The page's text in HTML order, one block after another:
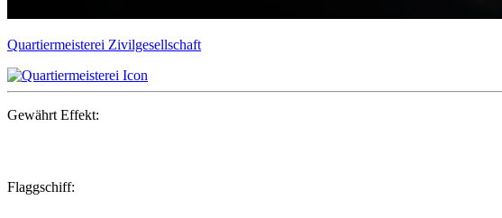
Quartiermeisterei Zivilgesellschaft
Gewährt Effekt:
Flaggschiff: